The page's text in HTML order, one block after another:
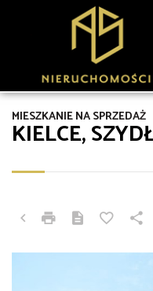
KIELCE,
MIESZKANIE NA SPRZEDAŻ